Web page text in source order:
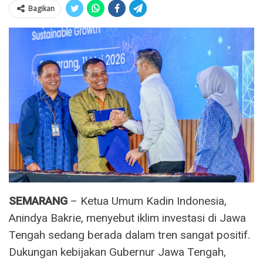
Bagikan
SEMARANG – Ketua Umum Kadin Indonesia,
Anindya Bakrie, menyebut iklim investasi di Jawa
Tengah sedang berada dalam tren sangat positif.
Dukungan kebijakan Gubernur Jawa Tengah,